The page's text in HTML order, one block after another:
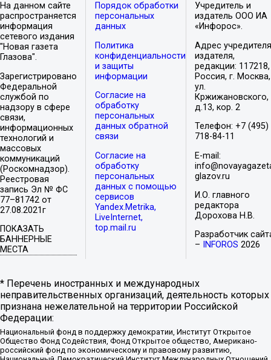
На данном сайте
распространяется
информация
сетевого издания
"Новая газета
Глазова".
Зарегистрировано
Федеральной
службой по
надзору в сфере
связи,
информационных
технологий и
массовых
коммуникаций
(Роскомнадзор).
Реестровая
запись Эл № ФС
77–81742 от
27.08.2021г
ПОКАЗАТЬ
БАННЕРНЫЕ
МЕСТА
Порядок обработки
персональных
данных
Политика
конфиденциальности
и защиты
информации
Согласие на
обработку
персональных
данных обратной
связи
Согласие на
обработку
персональных
данных с помощью
сервисов
Yandex.Metrika,
LiveInternet,
top.mail.ru
Учредитель и
издатель ООО ИА
«Инфорос».
Адрес
издателя,
редакции: 117218,
Россия, г. Москва,
ул.
Кржижановского,
д.13, кор. 2
Телефон: +7 (495)
718-84-11
E-mail:
glazov.ru
И.О. главного
редактора
Дорохова Н.В.
Разработчик
–
INFOROS 2026
* Перечень иностранных и международных
неправительственных организаций, деятельность которых
признана нежелательной на территории Российской
Федерации:
Национальный фонд в поддержку демократии, Институт Открытое
Общество Фонд Содействия, Фонд Открытое общество, Американо-
российский фонд по экономическому и правовому развитию,